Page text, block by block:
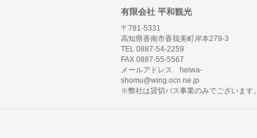
有限会社 平和観光
〒781-5331
高知県香南市香我美町岸本279-3
TEL 0887-54-2259
FAX 0887-55-5567
メールアドレス heiwa-
shomu@wing.ocn.ne.jp
※弊社は貸切バス事業のみでございます。